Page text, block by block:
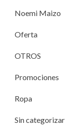
Noemi Maizo
Oferta
OTROS
Promociones
Ropa
Sin categorizar